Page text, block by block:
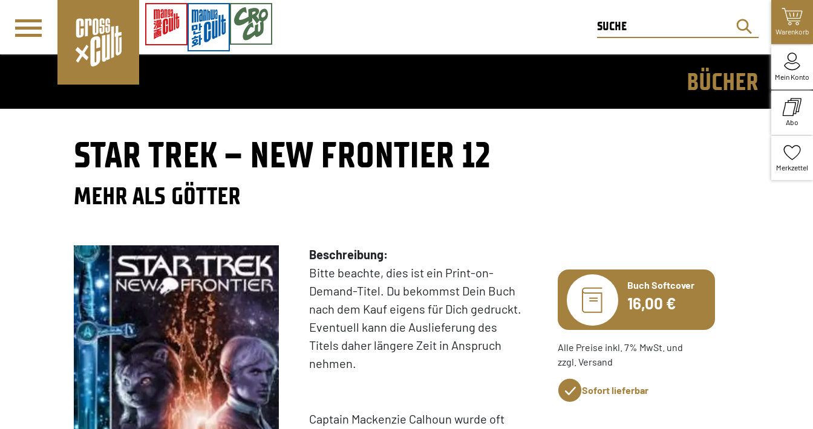
Warenkorb
Mein Konto
Abo
Merkzettel
BÜCHER
STAR TREK – NEW FRONTIER 12
MEHR ALS GÖTTER
Beschreibung:
Bitte beachte, dies ist ein Print-on-
Demand-Titel. Du bekommst Dein Buch
nach dem Kauf eigens für Dich gedruckt.
Eventuell kann die Auslieferung des
Titels daher längere Zeit in Anspruch
nehmen.
Captain Mackenzie Calhoun wurde oft
Buch Softcover
16,00 €
Alle Preise inkl. 7% MwSt. und
zzgl. Versand
Sofort lieferbar